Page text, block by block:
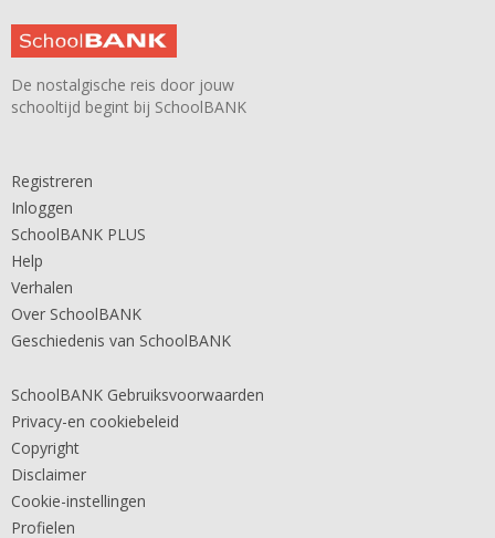
De nostalgische reis door jouw
schooltijd begint bij SchoolBANK
Registreren
Inloggen
SchoolBANK PLUS
Help
Verhalen
Over SchoolBANK
Geschiedenis van SchoolBANK
SchoolBANK Gebruiksvoorwaarden
Privacy-en cookiebeleid
Copyright
Disclaimer
Cookie-instellingen
Profielen